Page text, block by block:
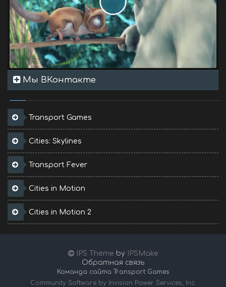
Мы ВКонтакте
Transport Games
Cities: Skylines
Transport Fever
Cities in Motion
Cities in Motion 2
IPS Theme by
IPSMake
Обратная связь
Команда сайта Transport Games
Community Software by Invision Power Services, Inc.